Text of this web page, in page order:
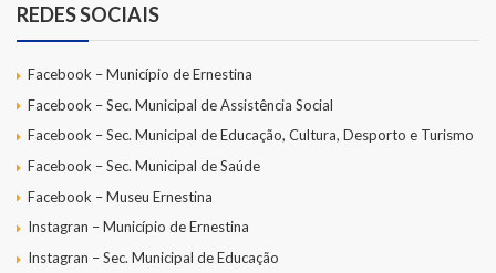
REDES SOCIAIS
Facebook – Município de Ernestina
Facebook – Sec. Municipal de Assistência Social
Facebook – Sec. Municipal de Educação, Cultura, Desporto e Turismo
Facebook – Sec. Municipal de Saúde
Facebook – Museu Ernestina
Instagran – Município de Ernestina
Instagran – Sec. Municipal de Educação